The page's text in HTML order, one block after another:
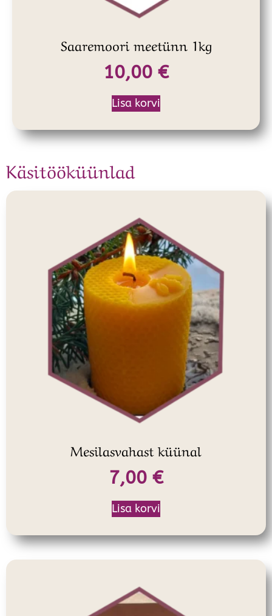
Saaremoori meetünn 1kg
10,00 €
Lisa korvi
Käsitööküünlad
Mesilasvahast küünal
7,00 €
Lisa korvi